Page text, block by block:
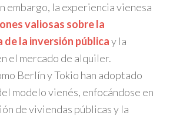
embargo, la experiencia vienesa
valiosas sobre la
de la inversión públicay la
el mercado de alquiler.
Berlín y Tokio han adoptado
modelo vienés, enfocándose en
de viviendas públicas y la